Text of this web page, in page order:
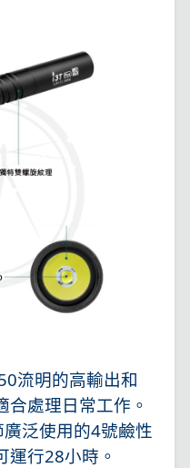
流明的高輸出和
合處理日常工作。
泛使用的4號鹼性
運行28小時。